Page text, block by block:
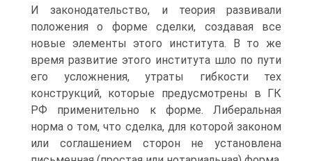
И законодательство, и теория развивали
положения о форме сделки, создавая все
новые элементы этого института. В то же
время развитие этого института шло по пути
его усложнения, утраты гибкости тех
конструкций, которые предусмотрены в ГК
РФ применительно к форме. Либеральная
норма о том, что сделка, для которой законом
или соглашением сторон не установлена